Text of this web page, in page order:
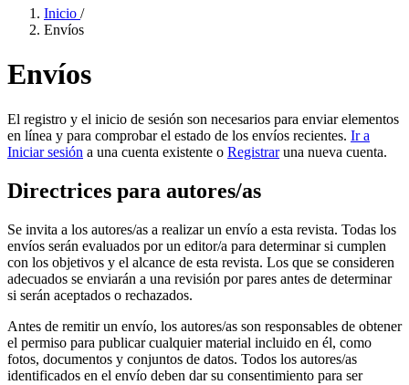
Inicio /
Envíos
Envíos
El registro y el inicio de sesión son necesarios para enviar elementos
en línea y para comprobar el estado de los envíos recientes. Ir a
Iniciar sesión a una cuenta existente o Registraruna nueva cuenta.
Directrices para autores/as
Se invita a los autores/as a realizar un envío a esta revista. Todas los
envíos serán evaluados por un editor/a para determinar si cumplen
con los objetivos y el alcance de esta revista. Los que se consideren
adecuados se enviarán a una revisión por pares antes de determinar
si serán aceptados o rechazados.
Antes de remitir un envío, los autores/as son responsables de obtener
el permiso para publicar cualquier material incluido en él, como
fotos, documentos y conjuntos de datos. Todos los autores/as
identificados en el envío deben dar su consentimiento para ser